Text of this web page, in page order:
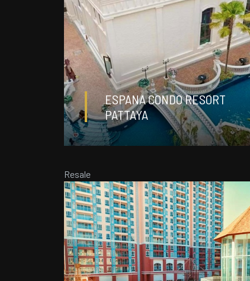
ESPANA CONDO RESORT
PATTAYA
฿ 2 500 000
1
35
m²
Resale
฿ 2 285 000